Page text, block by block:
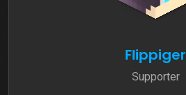
Flippiger
Supporter